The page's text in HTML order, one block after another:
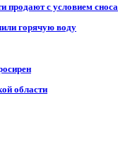
продают с условием сноса
горячую воду
области